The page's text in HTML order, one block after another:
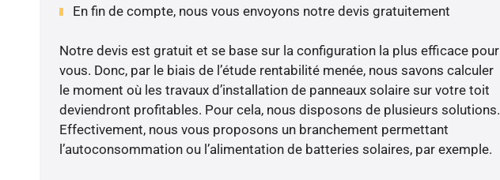
En fin de compte, nous vous envoyons notre devis gratuitement
Notre devis est gratuit et se base sur la configuration la plus efficace pour
vous. Donc, par le biais de l’étude rentabilité menée, nous savons calculer
le moment où les travaux d’installation de panneaux solaire sur votre toit
deviendront profitables. Pour cela, nous disposons de plusieurs solutions.
Effectivement, nous vous proposons un branchement permettant
l’autoconsommation ou l’alimentation de batteries solaires, par exemple.